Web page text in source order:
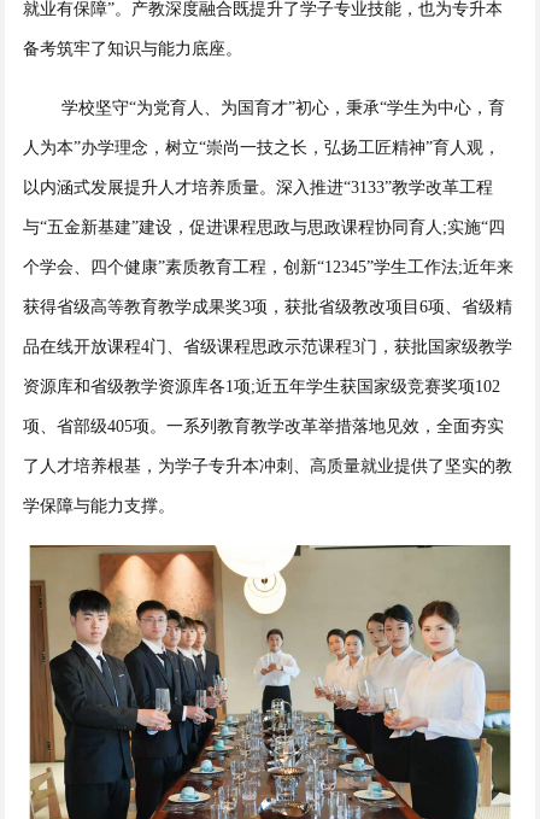
就业有保障”。产教深度融合既提升了学子专业技能，也为专升本
备考筑牢了知识与能力底座。
学校坚守“为党育人、为国育才”初心，秉承“学生为中心，育
人为本”办学理念，树立“崇尚一技之长，弘扬工匠精神”育人观，
以内涵式发展提升人才培养质量。深入推进“3133”教学改革工程
与“五金新基建”建设，促进课程思政与思政课程协同育人;实施“四
个学会、四个健康”素质教育工程，创新“12345”学生工作法;近年来
获得省级高等教育教学成果奖3项，获批省级教改项目6项、省级精
品在线开放课程4门、省级课程思政示范课程3门，获批国家级教学
资源库和省级教学资源库各1项;近五年学生获国家级竞赛奖项102
项、省部级405项。一系列教育教学改革举措落地见效，全面夯实
了人才培养根基，为学子专升本冲刺、高质量就业提供了坚实的教
学保障与能力支撑。